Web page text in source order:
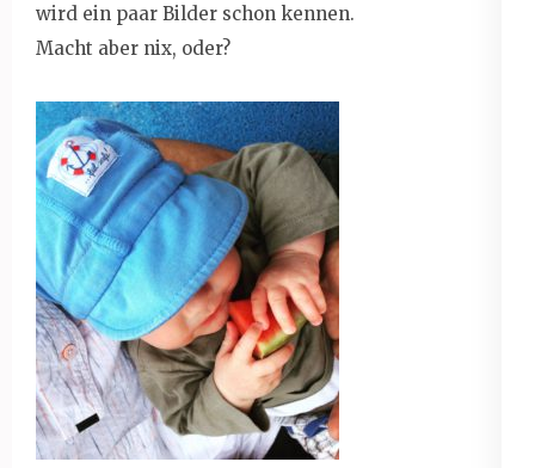
wird ein paar Bilder schon kennen.
Macht aber nix, oder?